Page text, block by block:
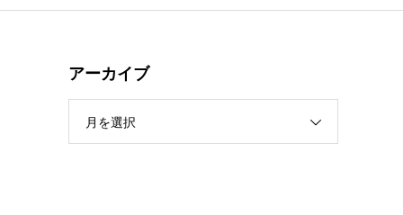
アーカイブ
月を選択